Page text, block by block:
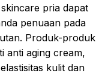
pria dapat
penuaan pada
Produk-produk
anti aging cream,
kulit dan